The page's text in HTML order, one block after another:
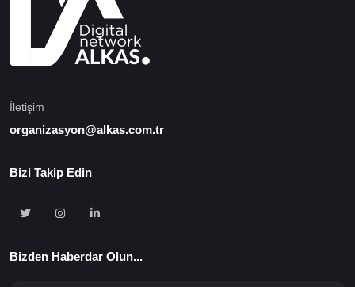
İletişim
organizasyon@alkas.com.tr
Bizi Takip Edin
Bizden Haberdar Olun...